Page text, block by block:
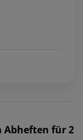
Abheften für 2